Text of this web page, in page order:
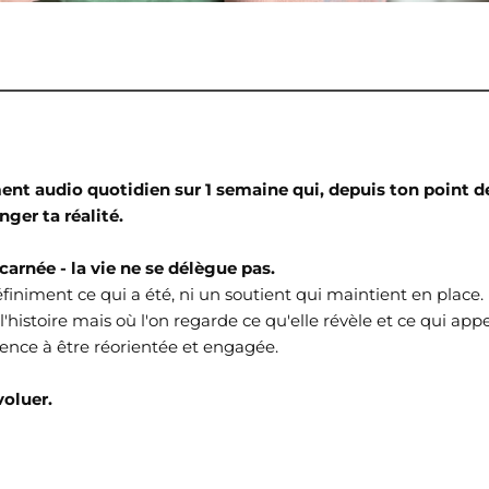
audio quotidien sur 1 semaine qui, depuis ton point
ta réalité.
- la vie ne se délègue pas.
ce qui a été, ni un soutient qui maintient en place.
mais où l'on regarde ce qu'elle révèle et ce qui
à être réorientée et engagée.